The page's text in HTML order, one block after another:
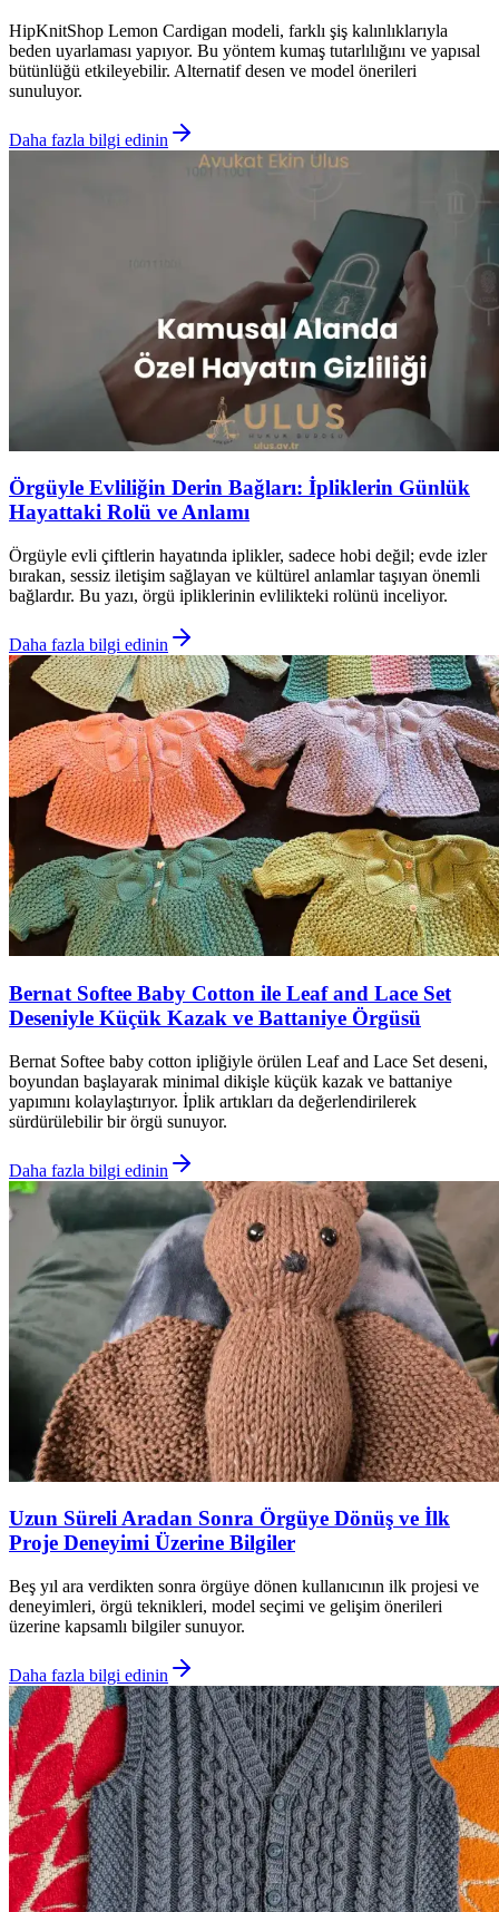
HipKnitShop Lemon Cardigan modeli, farklı şiş kalınlıklarıyla
beden uyarlaması yapıyor. Bu yöntem kumaş tutarlılığını ve yapısal
bütünlüğü etkileyebilir. Alternatif desen ve model önerileri
sunuluyor.
Daha fazla bilgi edinin
Örgüyle Evliliğin Derin Bağları: İpliklerin Günlük
Hayattaki Rolü ve Anlamı
Örgüyle evli çiftlerin hayatında iplikler, sadece hobi değil; evde izler
bırakan, sessiz iletişim sağlayan ve kültürel anlamlar taşıyan önemli
bağlardır. Bu yazı, örgü ipliklerinin evlilikteki rolünü inceliyor.
Daha fazla bilgi edinin
Bernat Softee Baby Cotton ile Leaf and Lace Set
Deseniyle Küçük Kazak ve Battaniye Örgüsü
Bernat Softee baby cotton ipliğiyle örülen Leaf and Lace Set deseni,
boyundan başlayarak minimal dikişle küçük kazak ve battaniye
yapımını kolaylaştırıyor. İplik artıkları da değerlendirilerek
sürdürülebilir bir örgü sunuyor.
Daha fazla bilgi edinin
Uzun Süreli Aradan Sonra Örgüye Dönüş ve İlk
Proje Deneyimi Üzerine Bilgiler
Beş yıl ara verdikten sonra örgüye dönen kullanıcının ilk projesi ve
deneyimleri, örgü teknikleri, model seçimi ve gelişim önerileri
üzerine kapsamlı bilgiler sunuyor.
Daha fazla bilgi edinin